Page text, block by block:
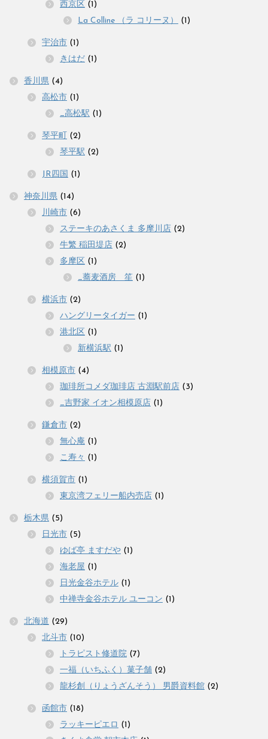
西京区 (1)
La Colline （ラ コリーヌ）
(1)
宇治市 (1)
きはだ (1)
香川県 (4)
高松市 (1)
_高松駅 (1)
琴平町 (2)
琴平駅 (2)
JR四国 (1)
神奈川県 (14)
川崎市 (6)
ステーキのあさくま 多摩川店 (2)
牛繁 稲田堤店 (2)
多摩区 (1)
_蕎麦酒房 笙 (1)
横浜市 (2)
ハングリータイガー (1)
港北区 (1)
新横浜駅 (1)
相模原市 (4)
珈琲所コメダ珈琲店 古淵駅前店 (3)
_吉野家 イオン相模原店 (1)
鎌倉市 (2)
無心庵 (1)
こ寿々 (1)
横須賀市 (1)
東京湾フェリー船内売店 (1)
栃木県 (5)
日光市 (5)
ゆば亭 ますだや (1)
海老屋 (1)
日光金谷ホテル (1)
中禅寺金谷ホテル ユーコン (1)
北海道 (29)
北斗市 (10)
トラピスト修道院 (7)
一福（いちふく）菓子舗 (2)
龍杉創（りょうざんそう） 男爵資料館 (2)
函館市 (18)
ラッキーピエロ (1)